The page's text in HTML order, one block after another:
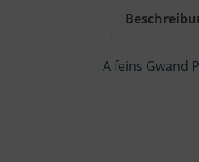
A feins Gwand